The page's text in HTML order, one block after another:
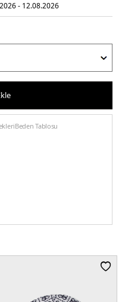
- 12.08.2026
Beden Tablosu